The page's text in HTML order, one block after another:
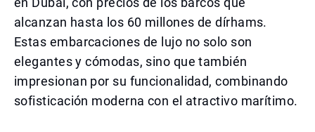
alcanzan hasta los 60 millones de dírhams.
Estas embarcaciones de lujo no solo son
elegantes y cómodas, sino que también
impresionan por su funcionalidad, combinando
sofisticación moderna con el atractivo marítimo.